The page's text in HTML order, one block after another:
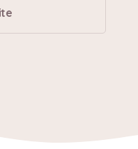
lait, et pire,
contre